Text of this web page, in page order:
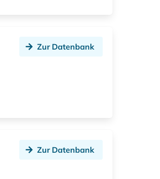
Zur Datenbank
Zur Datenbank